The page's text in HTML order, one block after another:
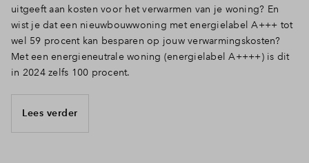
uitgeeft aan kosten voor het verwarmen van je woning? En
wist je dat een nieuwbouwwoning met energielabel A+++ tot
wel 59 procent kan besparen op jouw verwarmingskosten?
Met een energieneutrale woning (energielabel A++++) is dit
in 2024 zelfs 100 procent.
Lees verder